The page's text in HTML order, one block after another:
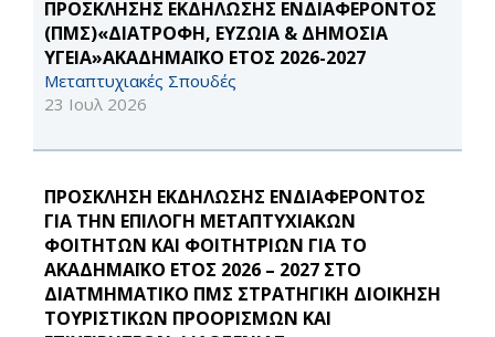
ΠΡΟΣΚΛΗΣΗΣ ΕΚΔΗΛΩΣΗΣ ΕΝΔΙΑΦΕΡΟΝΤΟΣ
(ΠΜΣ)«ΔΙΑΤΡΟΦΗ, ΕΥΖΩΙΑ & ΔΗΜΟΣΙΑ
ΥΓΕΙΑ»ΑΚΑΔΗΜΑΪΚΟ ΕΤΟΣ 2026-2027
Μεταπτυχιακές Σπουδές
23 Ιουλ 2026
ΠΡΟΣΚΛΗΣΗ ΕΚΔΗΛΩΣΗΣ ΕΝΔΙΑΦΕΡΟΝΤΟΣ
ΓΙΑ ΤΗΝ ΕΠΙΛΟΓΗ ΜΕΤΑΠΤΥΧΙΑΚΩΝ
ΦΟΙΤΗΤΩΝ ΚΑΙ ΦΟΙΤΗΤΡΙΩΝ ΓΙΑ ΤΟ
ΑΚΑΔΗΜΑΪΚΟ ΕΤΟΣ 2026 – 2027 ΣΤΟ
ΔΙΑΤΜΗΜΑΤΙΚΟ ΠΜΣ ΣΤΡΑΤΗΓΙΚΗ ΔΙΟΙΚΗΣΗ
ΤΟΥΡΙΣΤΙΚΩΝ ΠΡΟΟΡΙΣΜΩΝ ΚΑΙ